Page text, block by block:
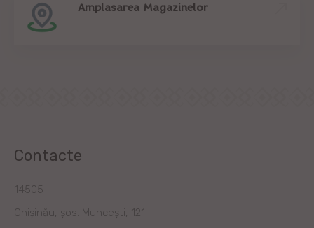
Amplasarea Magazinelor
Contacte
14505
Chișinău, șos. Muncești, 121